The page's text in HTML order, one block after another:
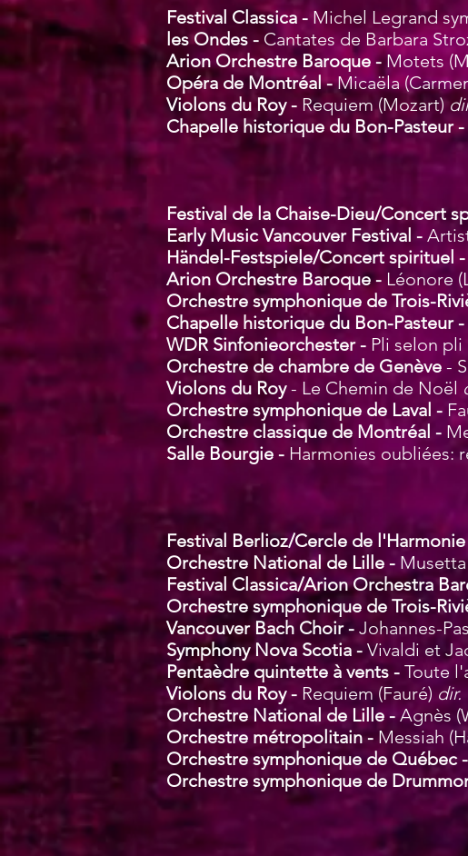
Festival Classica - Michel Legrand
les Ondes - Cantates de Barbara
Arion Orchestre Baroque -Motets
Opéra de Montréal -Micaëla
Violons du Roy - Requiem (Mozart)
Chapelle historique du Bon-Pasteur -
Festival de la Chaise-Dieu/Concert
Early Music Vancouver Festival -
Händel-Festspiele/Concert spirituel -
Arion Orchestre Baroque - Léonore
Orchestre symphonique de Trois-
Chapelle historique du Bon-Pasteur -
WDR Sinfonieorchester - Pli selon pli
Orchestre de chambre de Genève -
Violons du Roy- Le Chemin de Noël
Orchestre symphonique de Laval -
Orchestre classique de Montréal -
Salle Bourgie - Harmonies oubliées:
Festival Berlioz/Cercle de
Orchestre National de Lille -
Festival Classica/Arion Orchestra
Orchestre symphonique de Trois-
Vancouver Bach Choir - Johannes-
Symphony Nova Scotia -Vivaldi et
Pentaèdre quintette à vents - Toute
Violons du Roy - Requiem (Fauré) dir.
Orchestre National de Lille -Agnès
Orchestre métropolitain - Messiah
Orchestre symphonique de Québec -
Orchestre symphonique de